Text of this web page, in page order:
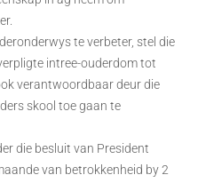
te verbeter, stel die
intree-ouderdom tot
verantwoordbaar deur die
skool toe gaan te
die besluit van President
van betrokkenheid by 2